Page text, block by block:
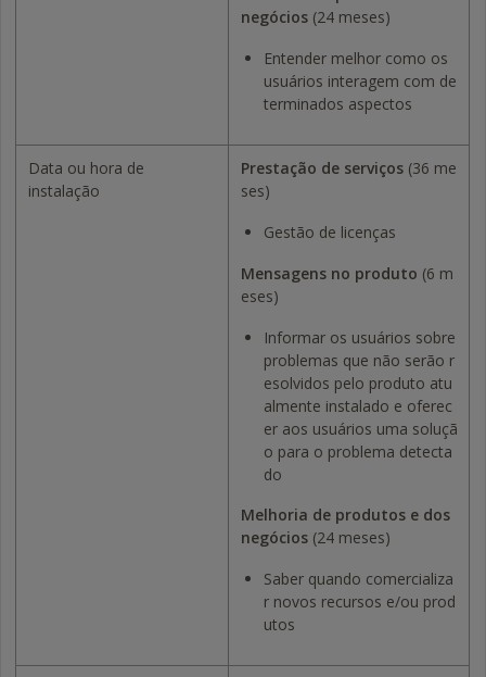
negócios(24 meses)
Entender melhor como os
usuários interagem com de
terminados aspectos
Data ou hora de
instalação
Prestação de serviços (36 me
ses)
Gestão de licenças
Mensagens no produto (6 m
eses)
Informar os usuários sobre
problemas que não serão r
esolvidos pelo produto atu
almente instalado e oferec
er aos usuários uma soluçã
o para o problema detecta
do
Melhoria de produtos e dos
negócios(24 meses)
Saber quando comercializa
r novos recursos e/ou prod
utos